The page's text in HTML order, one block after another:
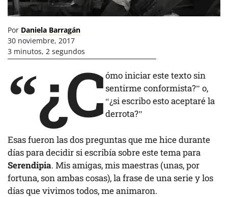
Por Daniela Barragán
30 noviembre, 2017
3 minutos, 2 segundos
“¿Cómo iniciar este texto sin
sentirme conformista?” o,
“¿si escribo esto aceptaré la
derrota?”
Esas fueron las dos preguntas que me hice durante
días para decidir si escribía sobre este tema para
Serendipia. Mis amigas, mis maestras (unas, por
fortuna, son ambas cosas), la frase de una serie y los
días que vivimos todos, me animaron.